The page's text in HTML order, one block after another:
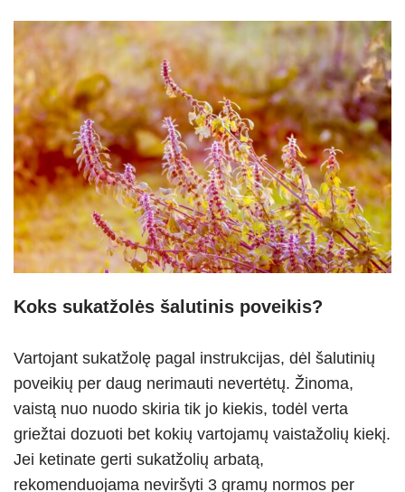
Koks sukatžolės šalutinis poveikis?
Vartojant sukatžolę pagal instrukcijas, dėl šalutinių
poveikių per daug nerimauti nevertėtų. Žinoma,
vaistą nuo nuodo skiria tik jo kiekis, todėl verta
griežtai dozuoti bet kokių vartojamų vaistažolių kiekį.
Jei ketinate gerti sukatžolių arbatą,
rekomenduojama neviršyti 3 gramų normos per